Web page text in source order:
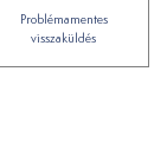
Problémamentes
visszaküldés